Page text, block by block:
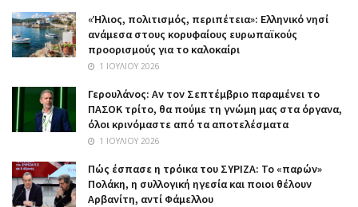
«Ήλιος, πολιτισμός, περιπέτεια»: Ελληνικό νησί
ανάμεσα στους κορυφαίους ευρωπαϊκούς
προορισμούς για το καλοκαίρι
1 ΙΟΥΛΊΟΥ 2026
Γερουλάνος: Αν τον Σεπτέμβριο παραμένει το
ΠΑΣΟΚ τρίτο, θα πούμε τη γνώμη μας στα όργανα,
όλοι κρινόμαστε από τα αποτελέσματα
1 ΙΟΥΛΊΟΥ 2026
Πώς έσπασε η τρόικα του ΣΥΡΙΖΑ: Το «παρών»
Πολάκη, η συλλογική ηγεσία και ποιοι θέλουν
Αρβανίτη, αντί Φάμελλου